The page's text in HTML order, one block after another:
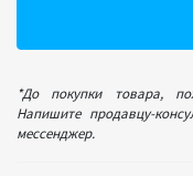
*До покупки товара,
Напишите продавцу-
мессенджер.